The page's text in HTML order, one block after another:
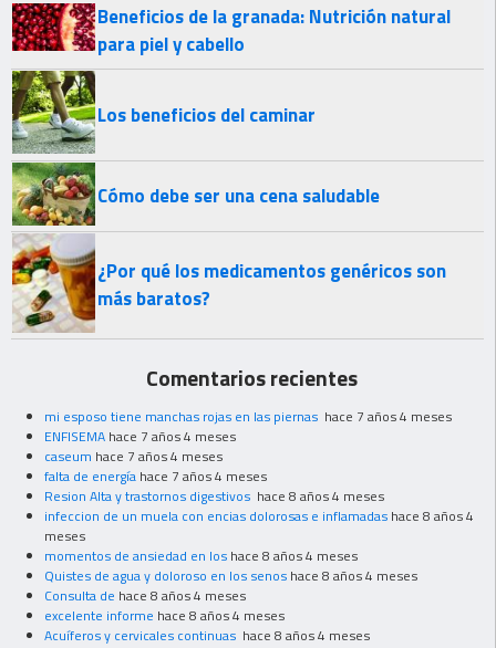
Beneficios de la granada: Nutrición natural
para piel y cabello
Los beneficios del caminar
Cómo debe ser una cena saludable
¿Por qué los medicamentos genéricos son
más baratos?
Comentarios recientes
mi esposo tiene manchas rojas en las piernas hace 7 años 4 meses
ENFISEMA hace 7 años 4 meses
caseum hace 7 años 4 meses
falta de energía hace 7 años 4 meses
Resion Alta y trastornos digestivos hace 8 años 4 meses
infeccion de un muela con encias dolorosas e inflamadas hace 8 años 4
meses
momentos de ansiedad en los hace 8 años 4 meses
Quistes de agua y doloroso en los senos hace 8 años 4 meses
Consulta de hace 8 años 4 meses
excelente informe hace 8 años 4 meses
Acuíferos y cervicales continuas hace 8 años 4 meses